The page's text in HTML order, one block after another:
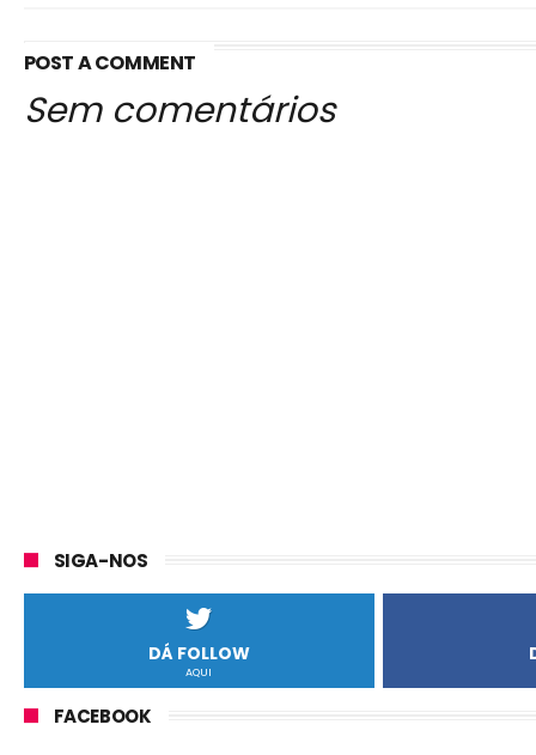
POST A COMMENT
Sem comentários
SIGA-NOS
DÁ FOLLOW
AQUI
FACEBOOK